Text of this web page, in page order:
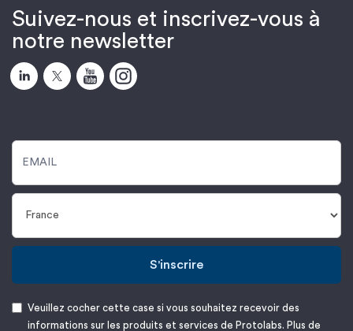
Suivez-nous et inscrivez-vous à
notre newsletter
S'inscrire
Veuillez cocher cette case si vous souhaitez recevoir des
informations sur les produits et services de Protolabs. Plus de